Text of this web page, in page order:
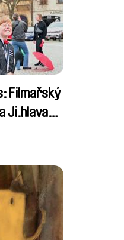
Filmařský
Ji.hlava